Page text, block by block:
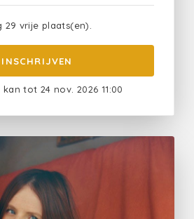
29 vrije plaats(en).
INSCHRIJVEN
tot 24 nov. 2026 11:00